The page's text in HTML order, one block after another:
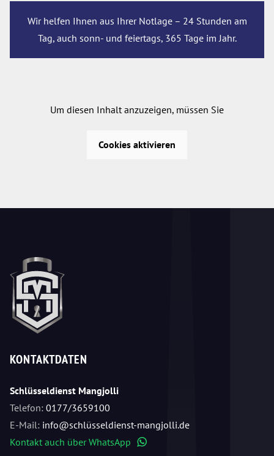
Wir helfen Ihnen aus Ihrer Notlage – 24 Stunden am
Tag, auch sonn- und feiertags, 365 Tage im Jahr.
Um diesen Inhalt anzuzeigen, müssen Sie
Cookies aktivieren
KONTAKTDATEN
Schlüsseldienst Mangjolli
Telefon: 0177/3659100
E-Mail: info@schlüsseldienst-mangjolli.de
Kontakt auch über WhatsApp